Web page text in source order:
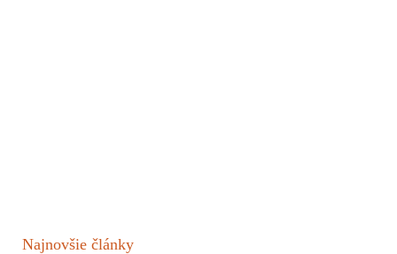
Najnovšie články